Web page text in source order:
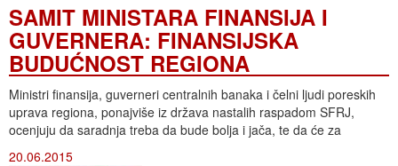
SAMIT MINISTARA FINANSIJA I
GUVERNERA: FINANSIJSKA
BUDUĆNOST REGIONA
Ministri finansija, guverneri centralnih banaka i čelni ljudi poreskih
uprava regiona, ponajviše iz država nastalih raspadom SFRJ,
ocenjuju da saradnja treba da bude bolja i jača, te da će za
20.06.2015